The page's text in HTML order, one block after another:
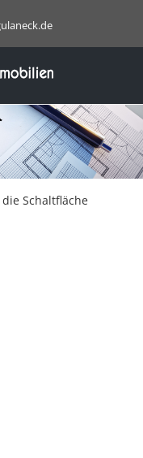
Schaltfläche